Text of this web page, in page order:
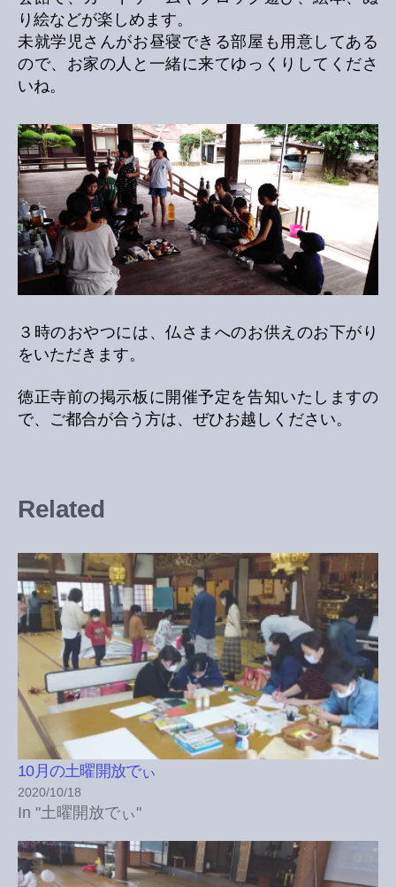
り絵などが楽しめます。
未就学児さんがお昼寝できる部屋も用意してある
ので、お家の人と一緒に来てゆっくりしてくださ
いね。
３時のおやつには、仏さまへのお供えのお下がり
をいただきます。
徳正寺前の掲示板に開催予定を告知いたしますの
で、ご都合が合う方は、ぜひお越しください。
Related
10月の土曜開放でぃ
2020/10/18
In "土曜開放でぃ"